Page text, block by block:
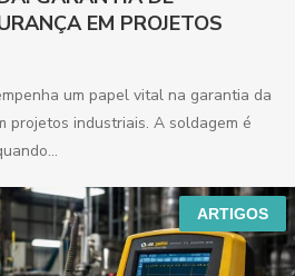
EM PROJETOS
um papel vital na garantia da
projetos industriais. A soldagem é
ARTIGOS